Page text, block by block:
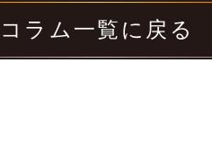
コラム一覧に戻る